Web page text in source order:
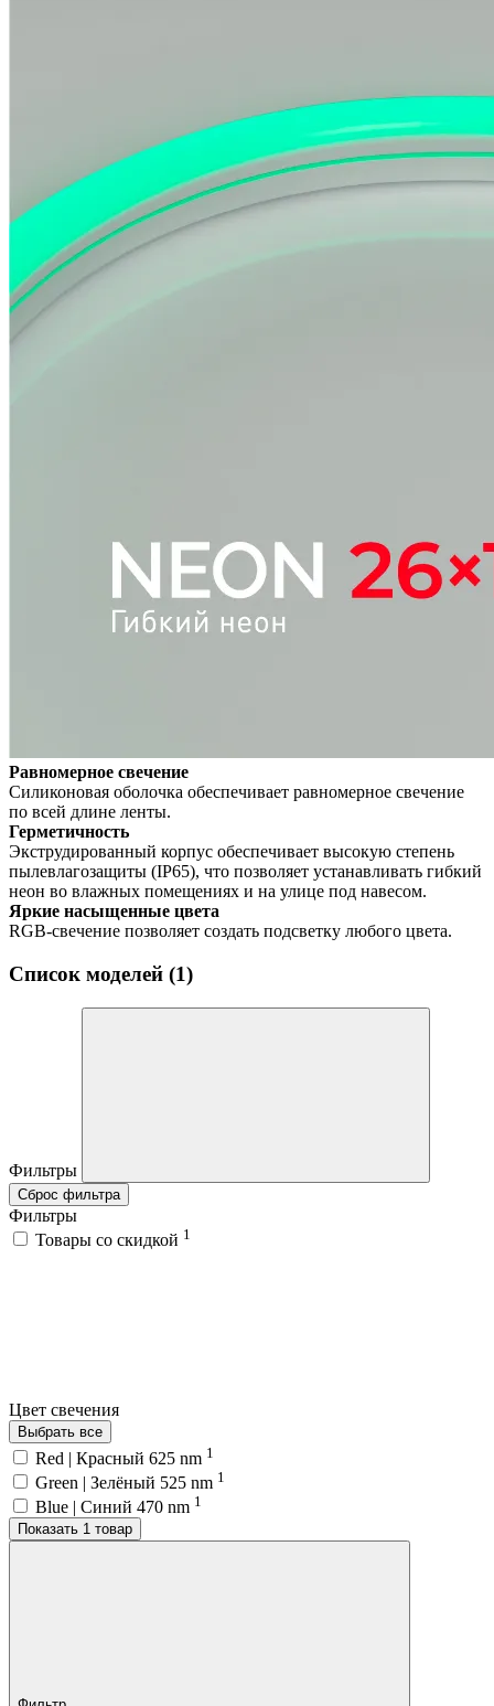
Равномерное свечение
Силиконовая оболочка обеспечивает равномерное свечение
по всей длине ленты.
Герметичность
Экструдированный корпус обеспечивает высокую степень
пылевлагозащиты (IP65), что позволяет устанавливать гибкий
неон во влажных помещениях и на улице под навесом.
Яркие насыщенные цвета
RGB-свечение позволяет создать подсветку любого цвета.
Список моделей (1)
Фильтры
Сброс фильтра
Фильтры
Товары со скидкой 1
Цвет свечения
Выбрать все
Red | Красный 625 nm 1
Green | Зелёный 525 nm 1
Blue | Синий 470 nm 1
Показать 1 товар